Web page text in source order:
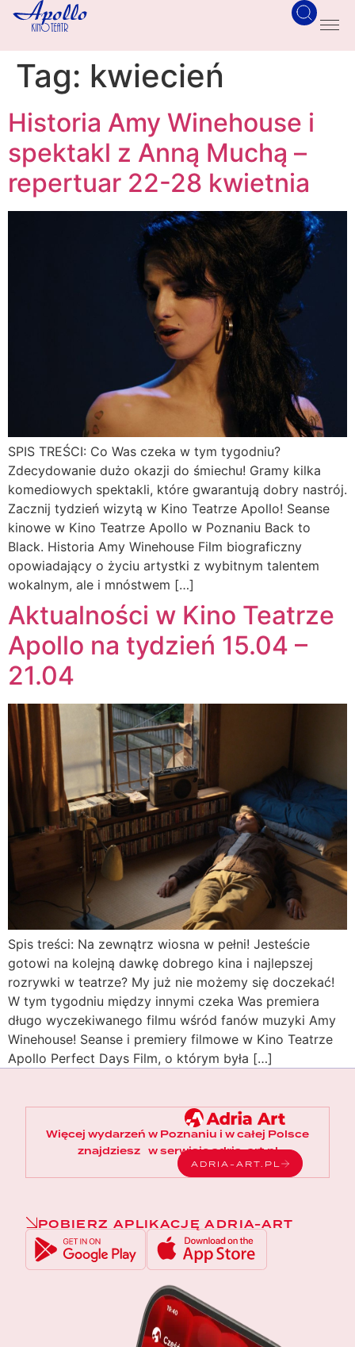
Tag: kwiecień
Historia Amy Winehouse i
spektakl z Anną Muchą –
repertuar 22-28 kwietnia
SPIS TREŚCI: Co Was czeka w tym tygodniu?
Zdecydowanie dużo okazji do śmiechu! Gramy kilka
komediowych spektakli, które gwarantują dobry nastrój.
Zacznij tydzień wizytą w Kino Teatrze Apollo! Seanse
kinowe w Kino Teatrze Apollo w Poznaniu Back to
Black. Historia Amy Winehouse Film biograficzny
opowiadający o życiu artystki z wybitnym talentem
wokalnym, ale i mnóstwem […]
Aktualności w Kino Teatrze
Apollo na tydzień 15.04 –
21.04
Spis treści: Na zewnątrz wiosna w pełni! Jesteście
gotowi na kolejną dawkę dobrego kina i najlepszej
rozrywki w teatrze? My już nie możemy się doczekać!
W tym tygodniu między innymi czeka Was premiera
długo wyczekiwanego filmu wśród fanów muzyki Amy
Winehouse! Seanse i premiery filmowe w Kino Teatrze
Apollo Perfect Days Film, o którym była […]
Więcej wydarzeń w Poznaniu i w całej Polsce
znajdziesz w serwisie adria-art.pl
ADRIA-ART.PL
POBIERZ APLIKACJĘ ADRIA-ART